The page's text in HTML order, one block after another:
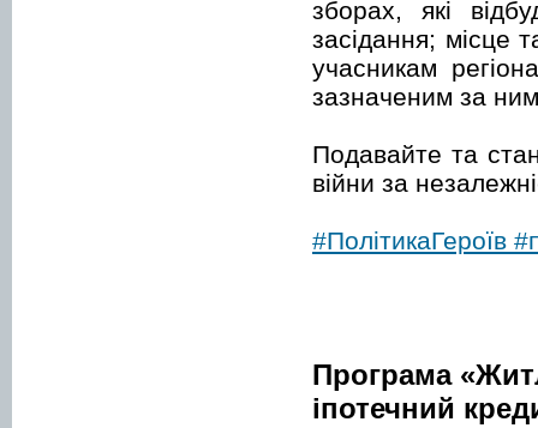
зборах, які
засідання; місце
учасникам
зазначеним за
Подавайте та
війни за
#ПолітикаГероїв
Програма
іпотечний